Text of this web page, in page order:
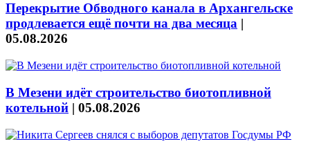
Перекрытие Обводного канала в Архангельске
продлевается ещё почти на два месяца |
05.08.2026
В Мезени идёт строительство биотопливной
котельной | 05.08.2026